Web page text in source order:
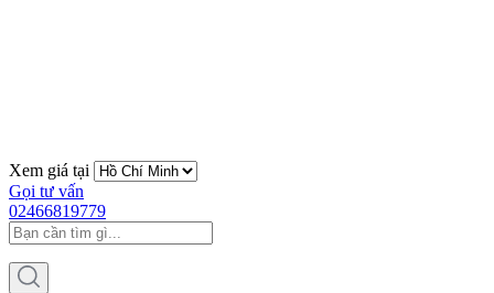
Xem giá tại
Gọi tư vấn
02466819779